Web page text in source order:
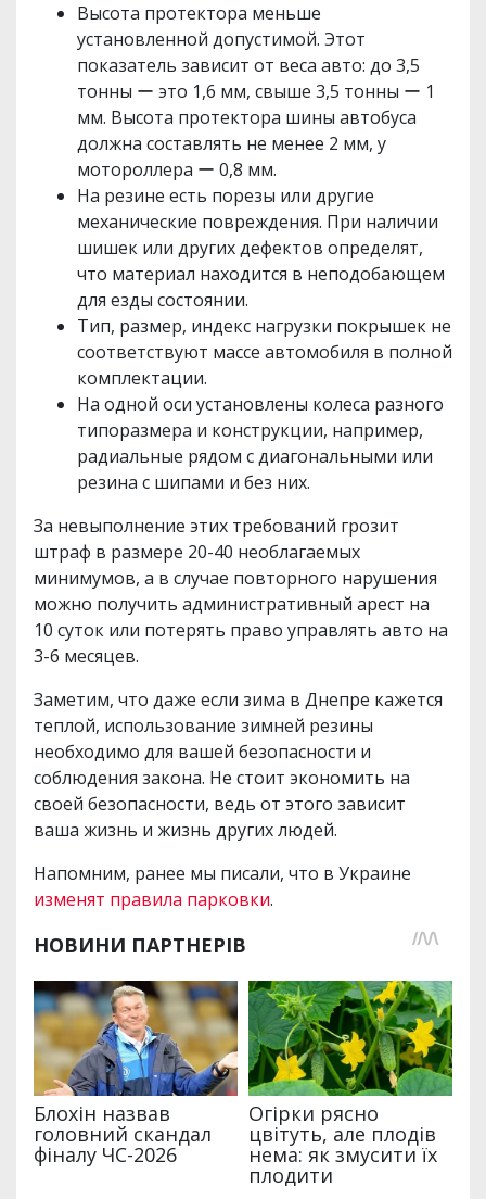
Высота протектора меньше
установленной допустимой. Этот
показатель зависит от веса авто: до 3,5
тонны ー это 1,6 мм, свыше 3,5 тонны ー 1
мм. Высота протектора шины автобуса
должна составлять не менее 2 мм, у
мотороллера ー 0,8 мм.
На резине есть порезы или другие
механические повреждения. При наличии
шишек или других дефектов определят,
что материал находится в неподобающем
для езды состоянии.
Тип, размер, индекс нагрузки покрышек не
соответствуют массе автомобиля в полной
комплектации.
На одной оси установлены колеса разного
типоразмера и конструкции, например,
радиальные рядом с диагональными или
резина с шипами и без них.
За невыполнение этих требований грозит
штраф в размере 20-40 необлагаемых
минимумов, а в случае повторного нарушения
можно получить административный арест на
10 суток или потерять право управлять авто на
3-6 месяцев.
Заметим, что даже если зима в Днепре кажется
теплой, использование зимней резины
необходимо для вашей безопасности и
соблюдения закона. Не стоит экономить на
своей безопасности, ведь от этого зависит
ваша жизнь и жизнь других людей.
Напомним, ранее мы писали, что в Украине
изменят правила парковки.